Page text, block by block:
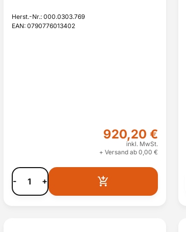
Herst.-Nr.: 000.0303.769
EAN: 0790776013402
920,20 €
inkl. MwSt.
+ Versand ab 0,00 €
- +